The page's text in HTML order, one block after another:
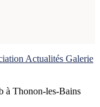
Actualités Galerie